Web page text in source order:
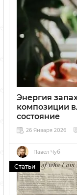
Энергия
композиции
состояние
26 Января 2026
Ароматы способны
пробуждать
состояние. В
парфюмов
который станет
Павел Чуб
Статьи